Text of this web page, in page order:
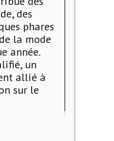
des
phares
la mode
année.
un
allié à
sur le